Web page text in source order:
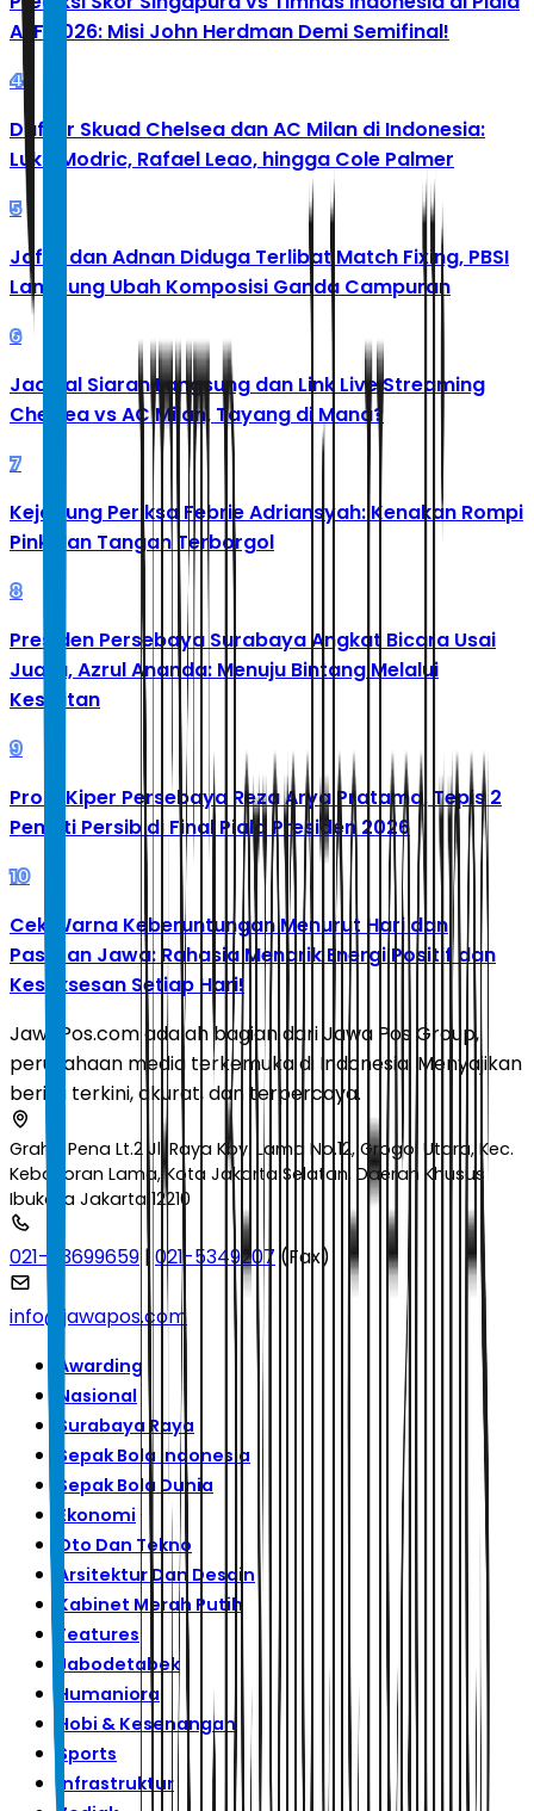
AFF 2026: Misi John Herdman Demi Semifinal!
4
Daftar Skuad Chelsea dan AC Milan di Indonesia:
Luka Modric, Rafael Leao, hingga Cole Palmer
5
Jafar dan Adnan Diduga Terlibat Match Fixing, PBSI
Langsung Ubah Komposisi Ganda Campuran
6
Jadwal Siaran Langsung dan Link Live Streaming
Chelsea vs AC Milan, Tayang di Mana?
7
Kejagung Periksa Febrie Adriansyah: Kenakan Rompi
Pink dan Tangan Terborgol
8
Presiden Persebaya Surabaya Angkat Bicara Usai
Juara, Azrul Ananda: Menuju Bintang Melalui
Kesulitan
9
Profil Kiper Persebaya Reza Arya Pratama, Tepis 2
Penalti Persib di Final Piala Presiden 2026
10
Cek Warna Keberuntungan Menurut Hari dan
Pasaran Jawa: Rahasia Menarik Energi Positif dan
Kesuksesan Setiap Hari!
JawaPos.com adalah bagian dari Jawa Pos Group,
perusahaan media terkemuka di Indonesia. Menyajikan
berita terkini, akurat, dan terpercaya.
Graha Pena Lt.2 Jl. Raya Kby. Lama No.12, Grogol Utara, Kec.
Kebayoran Lama, Kota Jakarta Selatan, Daerah Khusus
Ibukota Jakarta 12210
021-53699659 | 021-5349207 (Fax)
info@jawapos.com
Awarding
Nasional
Surabaya Raya
Sepak Bola Indonesia
Sepak Bola Dunia
Ekonomi
Oto Dan Tekno
Arsitektur Dan Desain
Kabinet Merah Putih
Features
Jabodetabek
Humaniora
Hobi & Kesenangan
Sports
Infrastruktur